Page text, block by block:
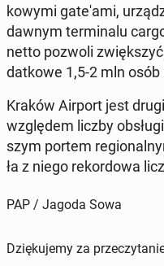
ko­wy­mi ga­te­'a­mi,
dawnym ter­mi­na­lu
netto pozwoli
dat­ko­we 1,5-2 mln osób
Kraków Airport jest
wzglę­dem liczby
szym portem
ła z niego re­kor­do­wa
PAP / Jagoda Sowa
Dziękujemy za